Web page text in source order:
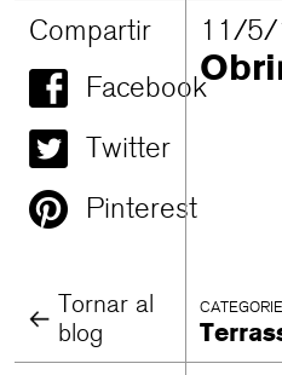
Compartir
Facebook
Twitter
Pinterest
Tornar al
blog
11/5/